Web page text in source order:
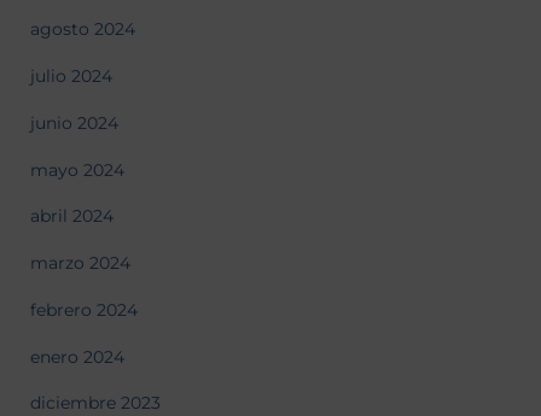
agosto 2024
julio 2024
junio 2024
mayo 2024
abril 2024
marzo 2024
febrero 2024
enero 2024
diciembre 2023